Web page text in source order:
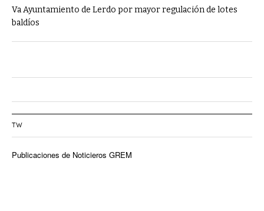
Va Ayuntamiento de Lerdo por mayor regulación de lotes
baldíos
TW
Publicaciones de Noticieros GREM